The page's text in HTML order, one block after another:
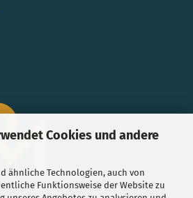
Cookies und andere
ähnliche Technologien, auch von
Funktionsweise der Website zu